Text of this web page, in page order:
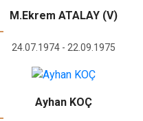
M.Ekrem ATALAY (V)
24.07.1974 - 22.09.1975
Ayhan KOÇ